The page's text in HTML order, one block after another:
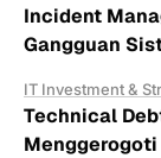
Incident
Gangguan
IT Investment &
Technical